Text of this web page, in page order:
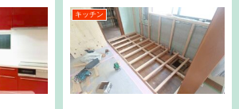
キッチン